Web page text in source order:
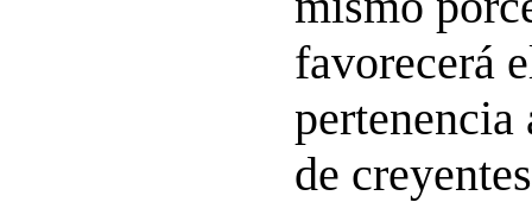
favorecerá
pertenencia
de